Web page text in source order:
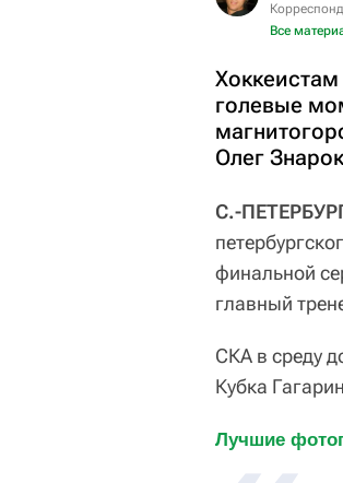
Все
голевые
Олег
С.-
финальной
главный
СКА в среду
Кубка
Лучшие